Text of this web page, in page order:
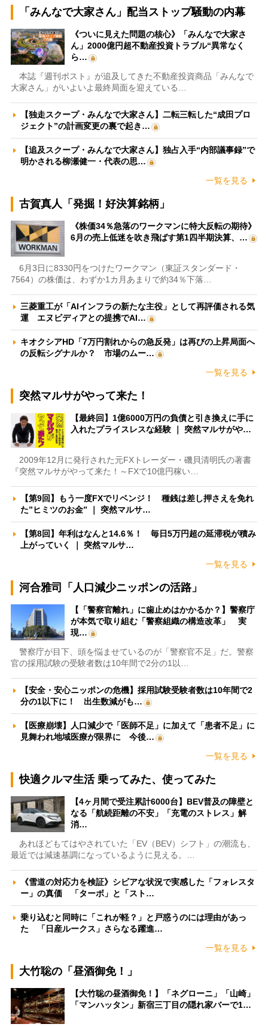
「みんなで大家さん」配当ストップ騒動の内幕
《ついに見えた問題の核心》「みんなで大家さ
ん」2000億円超不動産投資トラブル“異常なく
ら…
本誌『週刊ポスト』が追及してきた不動産投資商品「みんなで
大家さん」がいよいよ最終局面を迎えている…
【独走スクープ・みんなで大家さん】二転三転した“成田プロ
ジェクト”の計画変更の裏で起き…
【追及スクープ・みんなで大家さん】独占入手“内部議事録”で
明かされる柳瀬健一・代表の思…
一覧を見る
古賀真人「発掘！好決算銘柄」
《株価34％急落のワークマンに特大反転の期待》
6月の売上低迷を吹き飛ばす第1四半期決算、…
6月3日に8330円をつけたワークマン（東証スタンダード・
7564）の株価は、わずか1カ月あまりで約34％下落…
三菱重工が「AIインフラの新たな主役」として再評価される気
運 エヌビディアとの提携でAI…
キオクシアHD「7万円割れからの急反発」は再びの上昇局面へ
の反転シグナルか？ 市場のムー…
一覧を見る
突然マルサがやって来た！
【最終回】1億6000万円の負債と引き換えに手に
入れたプライスレスな経験 ｜ 突然マルサがや…
2009年12月に発行された元FXトレーダー・磯貝清明氏の著書
『突然マルサがやって来た！～FXで10億円稼い…
【第9回】もう一度FXでリベンジ！ 種銭は差し押さえを免れ
た”ヒミツのお金” ｜ 突然マルサ…
【第8回】年利はなんと14.6％！ 毎日5万円超の延滞税が積み
上がっていく ｜ 突然マルサ…
一覧を見る
河合雅司「人口減少ニッポンの活路」
【「警察官離れ」に歯止めはかかるか？】警察庁
が本気で取り組む「警察組織の構造改革」 実
現…
警察庁が目下、頭を悩ませているのが「警察官不足」だ。警察
官の採用試験の受験者数は10年間で2分の1以…
【安全・安心ニッポンの危機】採用試験受験者数は10年間で2
分の1以下に！ 出生数減がも…
【医療崩壊】人口減少で「医師不足」に加えて「患者不足」に
見舞われ地域医療が限界に 今後…
一覧を見る
快適クルマ生活 乗ってみた、使ってみた
【4ヶ月間で受注累計6000台】BEV普及の障壁と
なる「航続距離の不安」「充電のストレス」解
消…
あれほどもてはやされていた「EV（BEV）シフト」の潮流も、
最近では減速基調になっているように見える。…
《雪道の対応力を検証》シビアな状況で実感した「フォレスタ
ー」の真価 「ターボ」と「スト…
乗り込むと同時に「これが軽？」と戸惑うのには理由があっ
た 「日産ルークス」さらなる躍進…
一覧を見る
大竹聡の「昼酒御免！」
【大竹聡の昼酒御免！】「ネグローニ」「山崎」
「マンハッタン」新宿三丁目の隠れ家バーで1…